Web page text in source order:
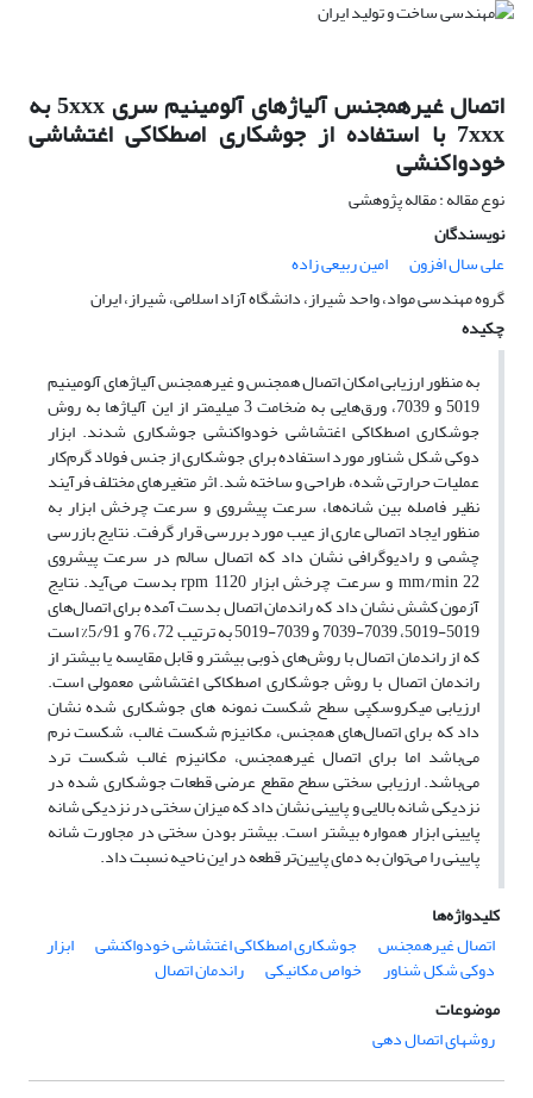
اتصال غیرهمجنس آلیاژهای آلومینیم سری 5xxx به
7xxx با استفاده از جوشکاری اصطکاکی اغتشاشی
خودواکنشی
نوع مقاله : مقاله پژوهشی
نویسندگان
علی سال افزون
امین ربیعی زاده
گروه مهندسی مواد، واحد شیراز، دانشگاه آزاد اسلامی، شیراز، ایران
چکیده
به منظور ارزیابی امکان اتصال همجنس و غیرهمجنس آلیاژهای آلومینیم
5019 و 7039، ورق‌هایی به ضخامت 3 میلیمتر از این آلیاژها به روش
جوشکاری اصطکاکی اغتشاشی خودواکنشی جوشکاری شدند. ابزار
دوکی شکل شناور مورد استفاده برای جوشکاری از جنس فولاد گرم‌کار
عملیات حرارتی شده، طراحی و ساخته شد. اثر متغیرهای مختلف فرآیند
نظیر فاصله بین شانه‌ها، سرعت پیشروی و سرعت چرخش ابزار به
منظور ایجاد اتصالی عاری از عیب مورد بررسی قرار گرفت. نتایج بازرسی
چشمی و رادیوگرافی نشان داد که اتصال سالم در سرعت پیشروی
mm/min 22 و سرعت چرخش ابزار rpm 1120 بدست می‌آید. نتایج
آزمون کشش نشان داد که راندمان اتصال بدست آمده برای اتصال‌های
5019-5019، 7039-7039 و 7039-5019 به ترتیب 72، 76 و 5/91% است
که از راندمان اتصال با روش‌های ذوبی بیشتر و قابل مقایسه یا بیشتر از
راندمان اتصال با روش جوشکاری اصطکاکی اغتشاشی معمولی است.
ارزیابی میکروسکپی سطح شکست نمونه های جوشکاری شده نشان
داد که برای اتصال‌های همجنس، مکانیزم شکست غالب، شکست نرم
می‌باشد اما برای اتصال غیرهمجنس، مکانیزم غالب شکست ترد
می‌باشد. ارزیابی سختی سطح مقطع عرضی قطعات جوشکاری شده در
نزدیکی شانه بالایی و پایینی نشان داد که میزان سختی در نزدیکی شانه
پایینی ابزار همواره بیشتر است. بیشتر بودن سختی در مجاورت شانه
پایینی را می‌توان به دمای پایین‌تر قطعه در این ناحیه نسبت داد.
کلیدواژه‌ها
اتصال غیرهمجنس
جوشکاری اصطکاکی اغتشاشی خودواکنشی ابزار
دوکی شکل شناور خواص مکانیکی
راندمان اتصال
موضوعات
روشهای اتصال دهی